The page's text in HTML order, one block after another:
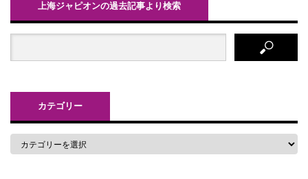
上海ジャピオンの過去記事より検索
カテゴリー